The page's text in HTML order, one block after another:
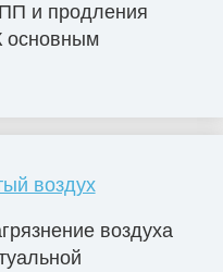
и продления
основным
воздух
воздуха